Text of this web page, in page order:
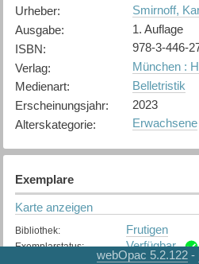
Urheber:
Smirnoff,
Ausgabe:
1. Auflage
ISBN:
978-3-446-
Verlag:
München :
Medienart:
Belletristik
Erscheinungsjahr:
2023
Alterskategorie: Erwachsene
Exemplare
Karte anzeigen
Bibliothek: Frutigen
Exemplarstatus: Verfügbar
webOpac 5.2.122 -